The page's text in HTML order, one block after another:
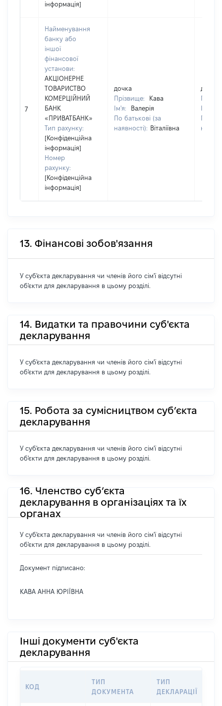
інформація]
7
Найменування
банку або
іншої
фінансової
установи:
АКЦІОНЕРНЕ
ТОВАРИСТВО
КОМЕРЦІЙНИЙ
БАНК
«ПРИВАТБАНК»
Тип рахунку:
[Конфіденційна
інформація]
Номер
рахунку:
[Конфіденційна
інформація]
дочка
Прізвище:
Кава
Ім'я:
Валерія
По батькові (за
наявності): Віталіївна
дочка
По
13. Фінансові зобов'язання
У суб'єкта декларування чи членів його сім'ї відсутні
об'єкти для декларування в цьому розділі.
14. Видатки та правочини суб'єкта
декларування
У суб'єкта декларування чи членів його сім'ї відсутні
об'єкти для декларування в цьому розділі.
15. Робота за сумісництвом суб’єкта
декларування
У суб'єкта декларування чи членів його сім'ї відсутні
об'єкти для декларування в цьому розділі.
16. Членство суб’єкта
декларування в організаціях та їх
органах
У суб'єкта декларування чи членів його сім'ї відсутні
об'єкти для декларування в цьому розділі.
Документ підписано:
КАВА АННА ЮРІЇВНА
Інші документи суб'єкта
декларування
КОД
ТИП
ДОКУМЕНТА
ТИП
ДЕКЛАРАЦІЇ